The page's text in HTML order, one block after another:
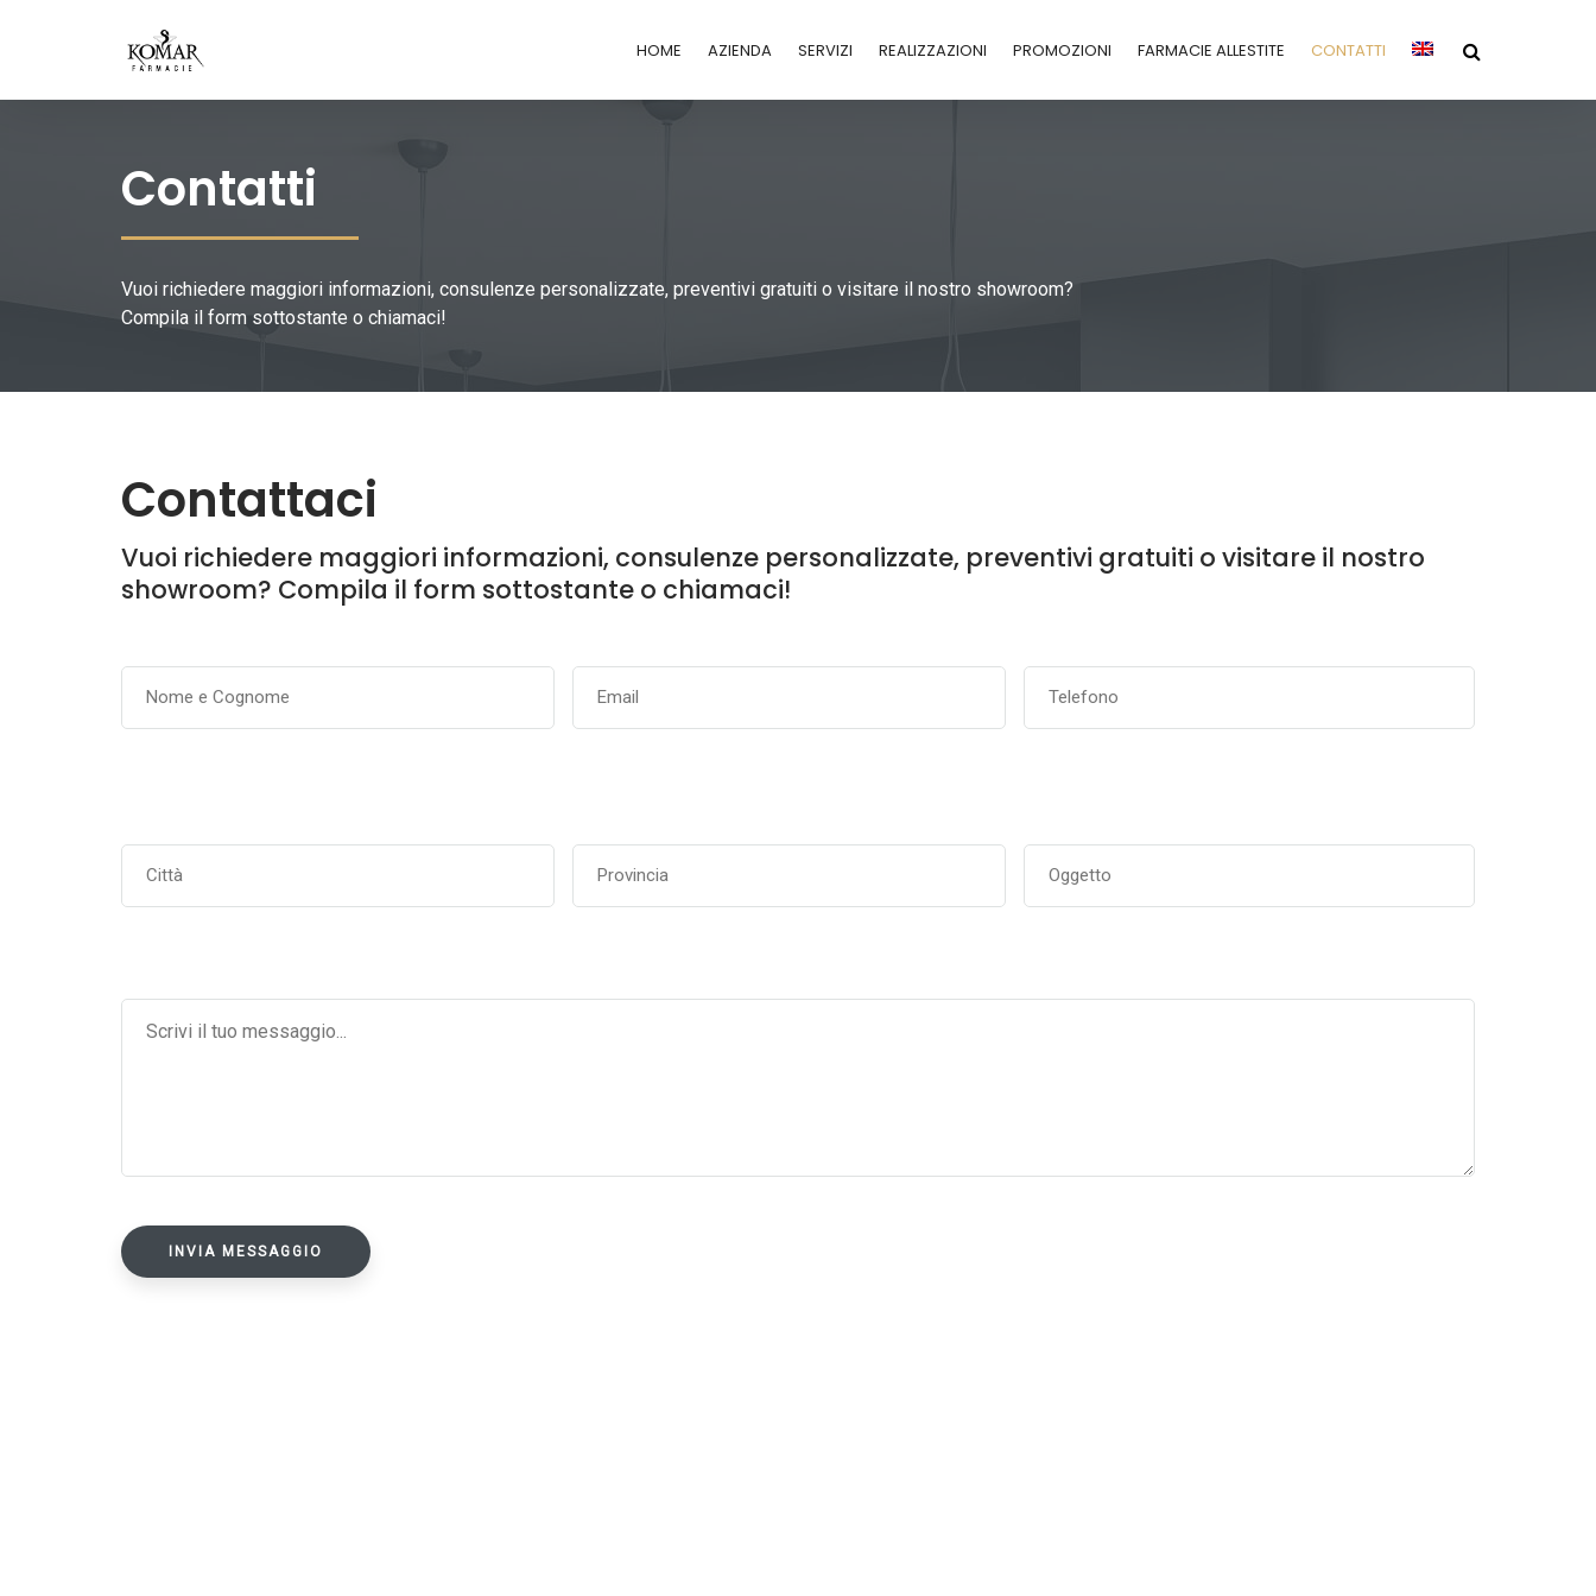
HOME AZIENDA SERVIZI REALIZZAZIONI PROMOZIONI FARMACIE ALLESTITE CONTATTI
Contatti
Vuoi richiedere maggiori informazioni, consulenze personalizzate, preventivi gratuiti o visitare il nostro showroom?
Compila il form sottostante o chiamaci!
Contattaci
Vuoi richiedere maggiori informazioni, consulenze personalizzate, preventivi gratuiti o visitare il nostro
showroom? Compila il form sottostante o chiamaci!